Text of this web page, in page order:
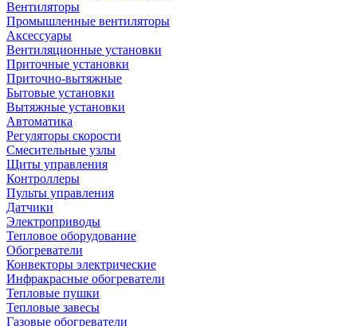
Вентиляторы
Промышленные вентиляторы
Аксессуары
Вентиляционные установки
Приточные установки
Приточно-вытяжные
Бытовые установки
Вытяжные установки
Автоматика
Регуляторы скорости
Смесительные узлы
Щиты управления
Контроллеры
Пульты управления
Датчики
Электроприводы
Тепловое оборудование
Обогреватели
Конвекторы электрические
Инфракрасные обогреватели
Тепловые пушки
Тепловые завесы
Газовые обогреватели